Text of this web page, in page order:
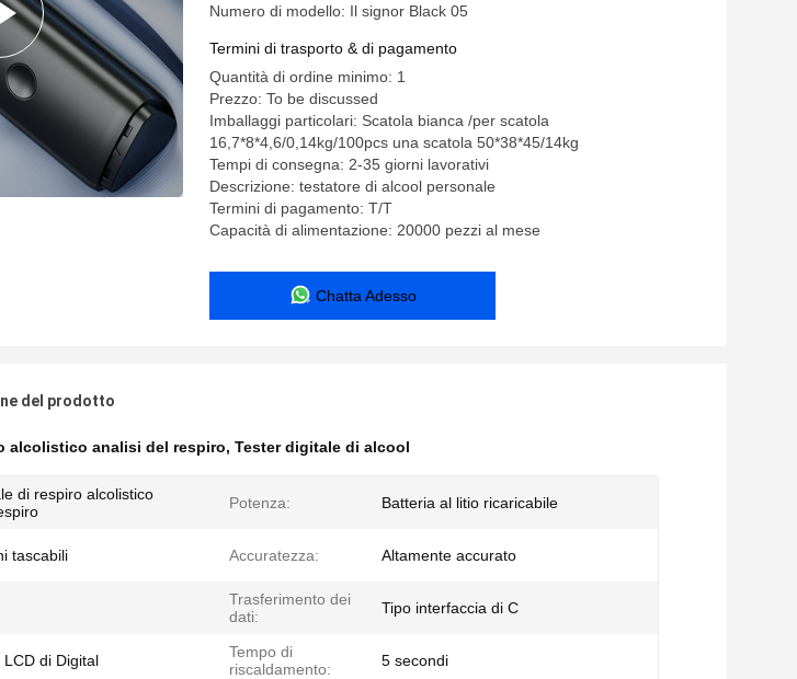
Numero di modello: Il signor Black 05
Termini di trasporto & di pagamento
Quantità di ordine minimo: 1
Prezzo: To be discussed
Imballaggi particolari: Scatola bianca /per scatola
16,7*8*4,6/0,14kg/100pcs una scatola 50*38*45/14kg
Tempi di consegna: 2-35 giorni lavorativi
Descrizione: testatore di alcool personale
Termini di pagamento: T/T
Capacità di alimentazione: 20000 pezzi al mese
Chatta Adesso
del prodotto
alcolistico analisi del respiro, Tester digitale di alcool
di respiro alcolistico
Potenza: Batteria al litio ricaricabile
tascabili Accuratezza: Altamente accurato
Trasferimento dei
dati:
Tipo interfaccia di C
LCD di Digital
Tempo di
riscaldamento:
5 secondi